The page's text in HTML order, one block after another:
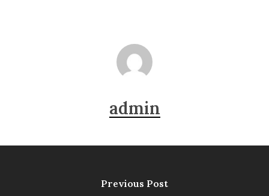
admin
Previous Post